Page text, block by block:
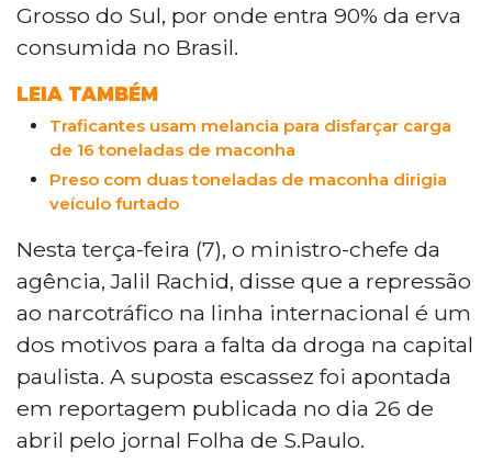
Grosso do Sul, por onde entra 90% da erva
consumida no Brasil.
LEIA TAMBÉM
Traficantes usam melancia para disfarçar carga
de 16 toneladas de maconha
Preso com duas toneladas de maconha dirigia
veículo furtado
Nesta terça-feira (7), o ministro-chefe da
agência, Jalil Rachid, disse que a repressão
ao narcotráfico na linha internacional é um
dos motivos para a falta da droga na capital
paulista. A suposta escassez foi apontada
em reportagem publicada no dia 26 de
abril pelo jornal Folha de S.Paulo.